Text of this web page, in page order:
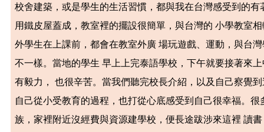
校舍建築，或是學生的生活習慣，都與我在台灣感受到的
用鐵皮屋蓋成，教室裡的擺設很簡單，與台灣的 小學教室
外學生在上課前，都會在教室外廣 場玩遊戲、運動，與台
不一樣。當地的學生 早上上完泰語學校，下午就要接著來
有毅力， 也很辛苦。當我們聽完校長介紹，以及自己察覺
自己從小受教育的過程，也打從心底感受到自己很幸福。
族，家裡附近沒經費與資源建學校，便長途跋涉來這裡 讀